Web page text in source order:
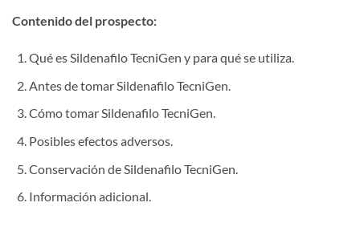
Contenido del prospecto:
Qué es Sildenafilo TecniGen y para qué se utiliza.
Antes de tomar Sildenafilo TecniGen.
Cómo tomar Sildenafilo TecniGen.
Posibles efectos adversos.
Conservación de Sildenafilo TecniGen.
Información adicional.